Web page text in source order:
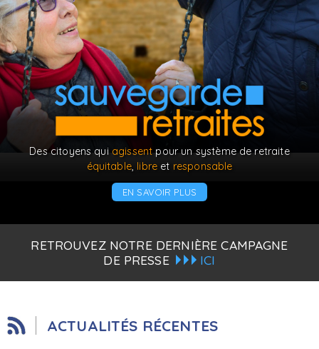
Des citoyens qui agissentpour un système de retraite
équitable, libre et responsable
EN SAVOIR PLUS
RETROUVEZ NOTRE DERNIÈRE CAMPAGNE
DE PRESSE
ICI
ACTUALITÉS RÉCENTES